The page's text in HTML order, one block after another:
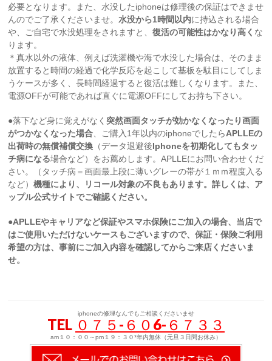
必要となります。また、水没したiphoneは修理後の保証はできませ
んのでご了承くださいませ。水没から1時間以内に持込される場合
や、ご自宅で水没処理をされますと、復活の可能性はかなり高く な
ります。
＊真水以外の液体、例えば洗濯機や海で水没した場合は、そのまま
放置すると時間の経過で化学反応を起こして基板を駄目にしてしま
うケースが多く、長時間経過すると復活は難しくなります。また、
電源OFFが可能であれば直ぐに電源OFFにしてお持ち下さい。
●落下など身に覚えがなく 突然画面タッチが効かなくなったり画面
がつかなくなった場合 、ご購入1年以内のiphoneでしたらAPLLEの
出荷時の無償補償交換 （データ退避後Iphoneを初期化してもタッ
チ病になる場合など）をお薦めします。APLLEにお問い合わせくだ
さい。（タッチ病＝画面最上段に薄いグレーの帯が１ｍｍ程度入る
など）機種により、リコール対象の不良もあります。詳しくは、ア
ップル公式サイトでご確認ください。
●APLLEやキャリアなど保証やスマホ保険にご加入の場合、当店で
はご使用いただけないケースもございますので、保証・保険ご利用
希望の方は、事前にご加入内容を確認してからご来店くださいま
せ。
iphoneの修理なんでもご相談くださいませ
TEL ０７５-６０6-６７３３
am１０：００～pm１９：３０*年内無休（元旦３日間お休み）